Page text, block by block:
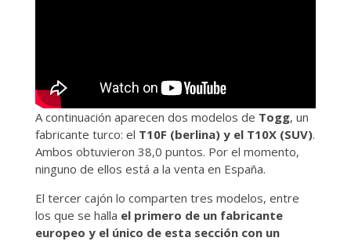
A continuación aparecen dos modelos de Togg, un
fabricante turco: el T10F (berlina) y el T10X (SUV).
Ambos obtuvieron 38,0 puntos. Por el momento,
ninguno de ellos está a la venta en España.
El tercer cajón lo comparten tres modelos, entre
los que se halla el primero de un fabricante
europeo y el único de esta sección con un